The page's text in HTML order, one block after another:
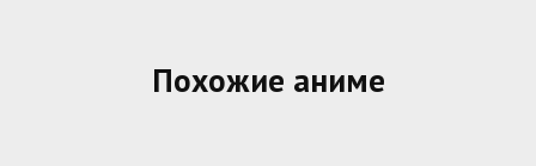
Похожие аниме